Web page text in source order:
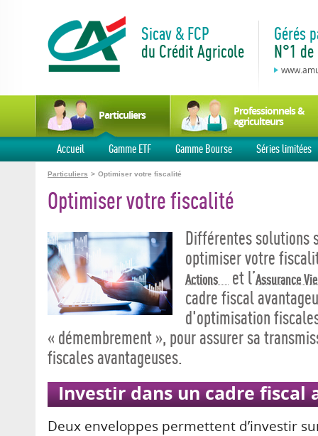
Sicav & FCP
du Crédit Agricole
Gérés
N°1
Particuliers Professionnels &
agriculteurs
Accueil Gamme ETF Gamme Bourse Séries limitées
Particuliers > Optimiser votre fiscalité
Optimiser votre fiscalité
Différentes solutions
optimiser votre
Actions et l’Assurance Vie
cadre fiscal
d'optimisation
« démembrement », pour assurer sa
fiscales avantageuses.
Investir dans un cadre fiscal
Deux enveloppes permettent d’investir